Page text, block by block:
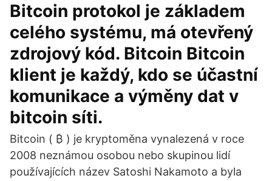
Bitcoin protokol je základem
celého systému, má otevřený
zdrojový kód. Bitcoin Bitcoin
klient je každý, kdo se účastní
komunikace a výměny dat v
bitcoin síti.
Bitcoin ( ₿ ) je kryptoměna vynalezená v roce
2008 neznámou osobou nebo skupinou lidí
používajících název Satoshi Nakamoto a byla